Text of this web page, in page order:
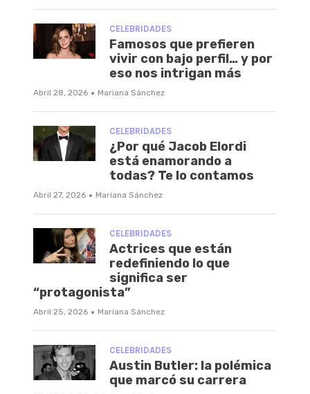
CELEBRIDADES
Famosos que prefieren
vivir con bajo perfil… y por
eso nos intrigan más
Abril 28, 2026 · Mariana Sánchez
CELEBRIDADES
¿Por qué Jacob Elordi
está enamorando a
todas? Te lo contamos
Abril 27, 2026 · Mariana Sánchez
CELEBRIDADES
Actrices que están
redefiniendo lo que
significa ser
“protagonista”
Abril 25, 2026 · Mariana Sánchez
CELEBRIDADES
Austin Butler: la polémica
que marcó su carrera